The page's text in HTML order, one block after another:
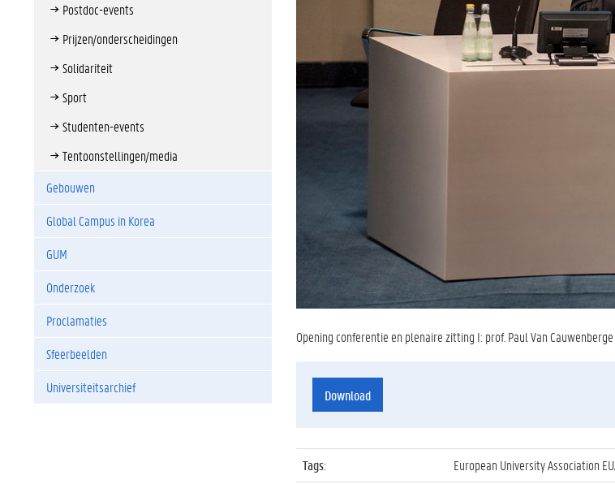
Postdoc-events
Prijzen/onderscheidingen
Solidariteit
Sport
Studenten-events
Tentoonstellingen/media
Gebouwen
Global Campus in Korea
GUM
Onderzoek
Proclamaties
Sfeerbeelden
Universiteitsarchief
Opening conferentie en plenaire zitting I: prof. Paul Van
Download
Tags: European University Association